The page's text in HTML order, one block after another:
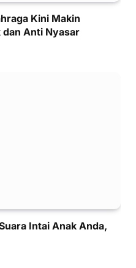
Kini Makin
dan Anti Nyasar
Intai Anak Anda,